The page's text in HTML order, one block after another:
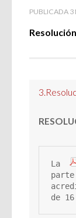
PUBLICADA 3
La
de